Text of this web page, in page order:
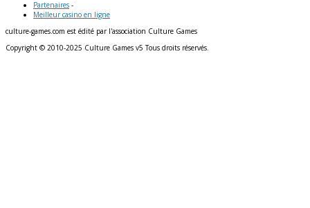
Partenaires -
Meilleur casino en ligne
culture-games.com est édité par l'association Culture Games
Copyright © 2010-2025 Culture Games v5 Tous droits réservés.